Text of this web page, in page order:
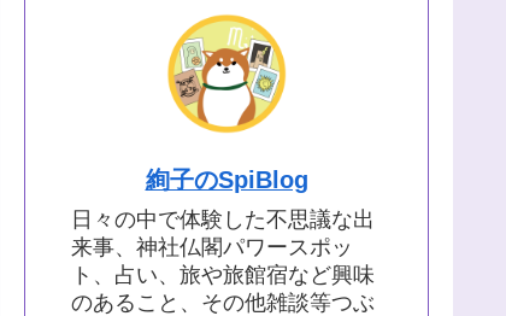
絢子のSpiBlog
日々の中で体験した不思議な出
来事、神社仏閣パワースポッ
ト、占い、旅や旅館宿など興味
のあること、その他雑談等つぶ